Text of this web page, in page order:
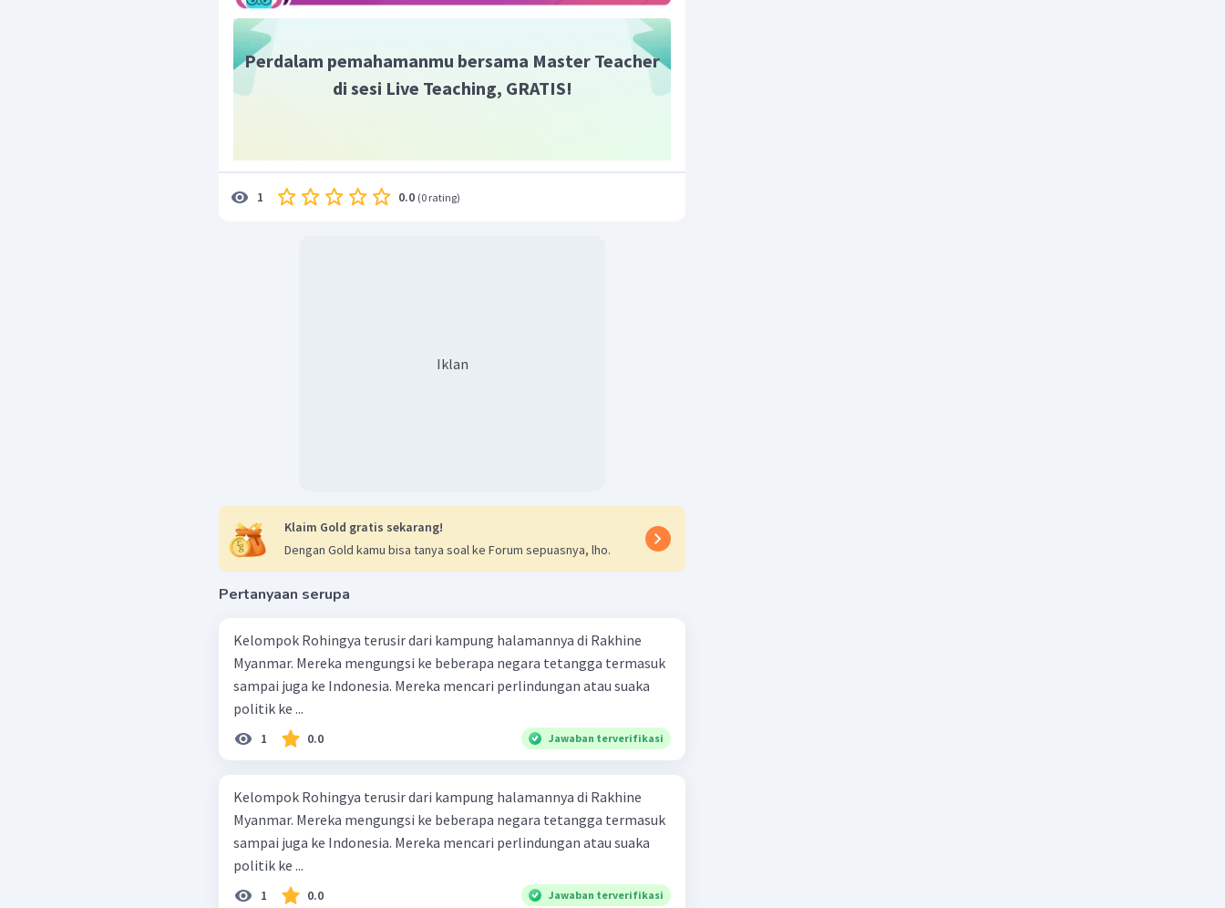
Perdalam pemahamanmu bersama Master Teacher
di sesi Live Teaching, GRATIS!
1 0.0 (0 rating)
Iklan
Klaim Gold gratis sekarang!
Dengan Gold kamu bisa tanya soal ke Forum sepuasnya, lho.
Pertanyaan serupa
Kelompok Rohingya terusir dari kampung halamannya di Rakhine
Myanmar. Mereka mengungsi ke beberapa negara tetangga termasuk
sampai juga ke Indonesia. Mereka mencari perlindungan atau suaka
politik ke ...
1 0.0 Jawaban terverifikasi
Kelompok Rohingya terusir dari kampung halamannya di Rakhine
Myanmar. Mereka mengungsi ke beberapa negara tetangga termasuk
sampai juga ke Indonesia. Mereka mencari perlindungan atau suaka
politik ke ...
1 0.0 Jawaban terverifikasi